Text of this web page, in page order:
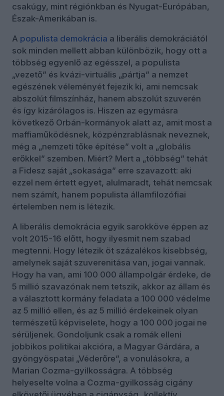
csakúgy, mint régiónkban és Nyugat-Európában,
Észak-Amerikában is.
A populista demokrácia a liberális demokráciától
sok minden mellett abban különbözik, hogy ott a
többség egyenlő az egésszel, a populista
„vezető” és kvázi-virtuális „pártja” a nemzet
egészének véleményét fejezik ki, ami nemcsak
abszolút filmszínház, hanem abszolút szuverén
és így kizárólagos is. Hiszen az egymásra
következő Orbán-kormányok alatt az, amit most a
maffiaműködésnek, közpénzrablásnak neveznek,
még a „nemzeti tőke építése” volt a „globális
erőkkel” szemben. Miért? Mert a „többség” tehát
a Fidesz saját „sokasága” erre szavazott: aki
ezzel nem értett egyet, alulmaradt, tehát nemcsak
nem számít, hanem populista államfilozófiai
értelemben nem is létezik.
A liberális demokrácia egyik sarokköve éppen az
volt 2015-16 előtt, hogy ilyesmit nem szabad
megtenni. Hogy létezik öt százalékos kisebbség,
amelynek saját szuverenitása van, jogai vannak.
Hogy ha van, ami 100 000 állampolgár érdeke, de
5 millió szavazónak nem tetszik, akkor az állam és
a választott kormány feladata a 100 000 védelme
az 5 millió ellen, és az 5 millió érdekeinek olyan
természetű képviselete, hogy a 100 000 jogai ne
sérüljenek. Gondoljunk csak a romák elleni
jobbikos politikai akcióra, a Magyar Gárdára, a
gyöngyöspatai „Véderőre”, a vonulásokra, a
Marian Cozma-gyilkosságra. A többség
helyeselte volna a Cozma-gyilkosság cigány